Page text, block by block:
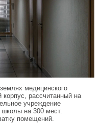
медицинского
рассчитанный на
учреждение
школы на 300 мест.
помещений.